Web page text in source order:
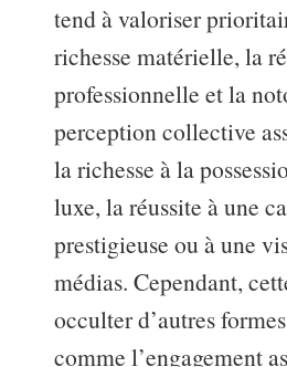
tend à valoriser
richesse matérielle, la
professionnelle et la
perception collective
la richesse à la
luxe, la réussite à une
prestigieuse ou à une
médias. Cependant,
occulter d’autres
comme l’engagement